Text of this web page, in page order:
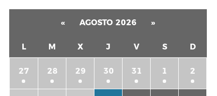
« AGOSTO 2026 »
L M X J V S D
27 28 29 30 31 1 2